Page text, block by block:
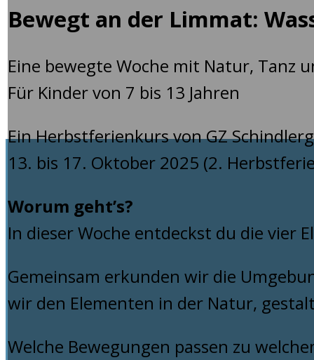
Bewegt an der Limmat:
Eine bewegte Woche mit Natur, Tanz
Für Kinder von 7 bis 13 Jahren
Ein Herbstferienkurs von GZ
13. bis 17. Oktober 2025 (2.
Worum geht’s?
In dieser Woche entdeckst du die vier
Gemeinsam erkunden wir die
wir den Elementen in der Natur,
Welche Bewegungen passen zu